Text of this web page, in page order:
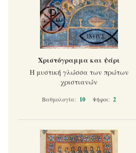
Χριστόγραμμα και ψάρι
Η μυστική γλώσσα των πρώτων
χριστιανών
Βαθμολογία: 10 Ψήφοι: 2